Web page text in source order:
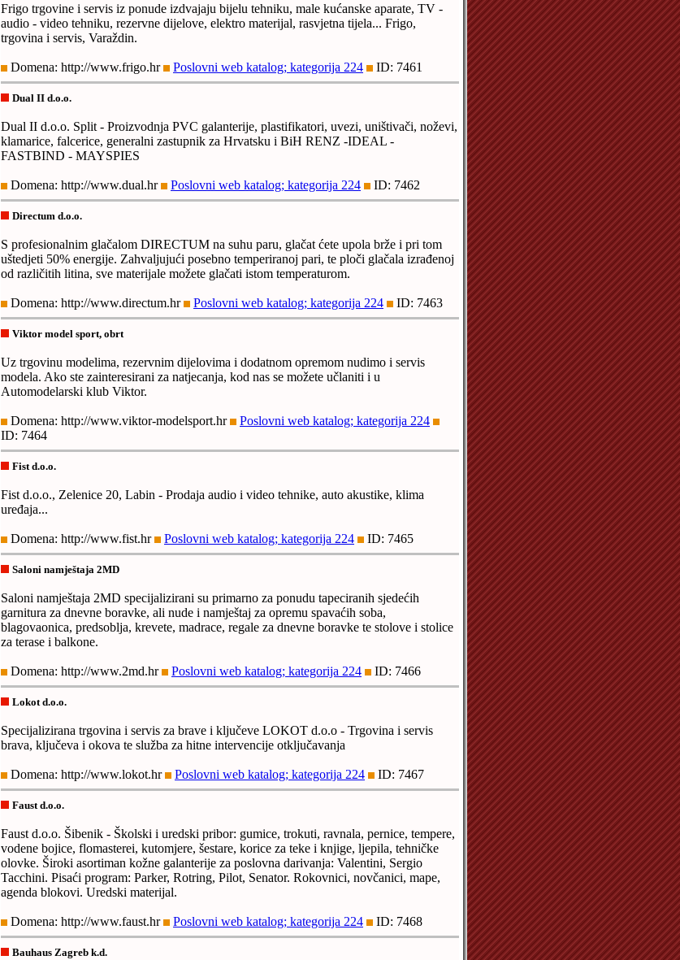
Frigo trgovine i servis iz ponude izdvajaju bijelu tehniku, male kućanske aparate, TV -
audio - video tehniku, rezervne dijelove, elektro materijal, rasvjetna tijela... Frigo,
trgovina i servis, Varaždin.
Domena: http://www.frigo.hr Poslovni web katalog; kategorija 224 ID: 7461
Dual II d.o.o.
Dual II d.o.o. Split - Proizvodnja PVC galanterije, plastifikatori, uvezi, uništivači, noževi,
klamarice, falcerice, generalni zastupnik za Hrvatsku i BiH RENZ -IDEAL -
FASTBIND - MAYSPIES
Domena: http://www.dual.hr Poslovni web katalog; kategorija 224 ID: 7462
Directum d.o.o.
S profesionalnim glačalom DIRECTUM na suhu paru, glačat ćete upola brže i pri tom
uštedjeti 50% energije. Zahvaljujući posebno temperiranoj pari, te ploči glačala izrađenoj
od različitih litina, sve materijale možete glačati istom temperaturom.
Domena: http://www.directum.hr Poslovni web katalog; kategorija 224 ID: 7463
Viktor model sport, obrt
Uz trgovinu modelima, rezervnim dijelovima i dodatnom opremom nudimo i servis
modela. Ako ste zainteresirani za natjecanja, kod nas se možete učlaniti i u
Automodelarski klub Viktor.
Domena: http://www.viktor-modelsport.hr
Poslovni web katalog; kategorija 224
ID: 7464
Fist d.o.o.
Fist d.o.o., Zelenice 20, Labin - Prodaja audio i video tehnike, auto akustike, klima
uređaja...
Domena: http://www.fist.hr Poslovni web katalog; kategorija 224 ID: 7465
Saloni namještaja 2MD
Saloni namještaja 2MD specijalizirani su primarno za ponudu tapeciranih sjedećih
garnitura za dnevne boravke, ali nude i namještaj za opremu spavaćih soba,
blagovaonica, predsoblja, krevete, madrace, regale za dnevne boravke te stolove i stolice
za terase i balkone.
Domena: http://www.2md.hr Poslovni web katalog; kategorija 224 ID: 7466
Lokot d.o.o.
Specijalizirana trgovina i servis za brave i ključeve LOKOT d.o.o - Trgovina i servis
brava, ključeva i okova te služba za hitne intervencije otključavanja
Domena: http://www.lokot.hr Poslovni web katalog; kategorija 224 ID: 7467
Faust d.o.o.
Faust d.o.o. Šibenik - Školski i uredski pribor: gumice, trokuti, ravnala, pernice, tempere,
vodene bojice, flomasterei, kutomjere, šestare, korice za teke i knjige, ljepila, tehničke
olovke. Široki asortiman kožne galanterije za poslovna darivanja: Valentini, Sergio
Tacchini. Pisaći program: Parker, Rotring, Pilot, Senator. Rokovnici, novčanici, mape,
agenda blokovi. Uredski materijal.
Domena: http://www.faust.hr Poslovni web katalog; kategorija 224 ID: 7468
Bauhaus Zagreb k.d.